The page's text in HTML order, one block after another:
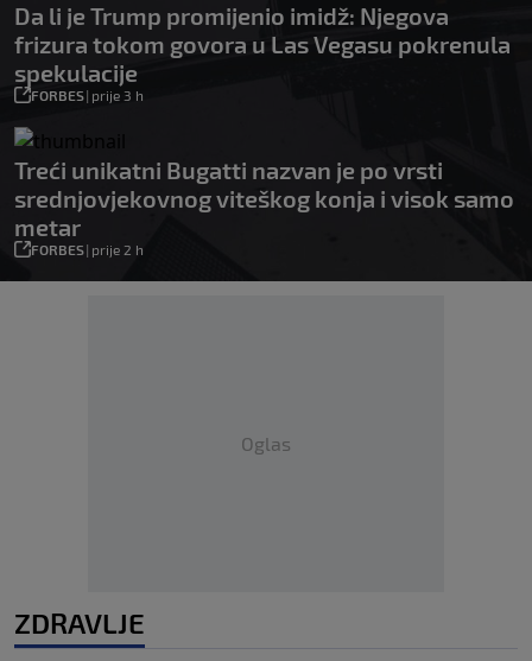
Da li je Trump promijenio imidž: Njegova
frizura tokom govora u Las Vegasu pokrenula
spekulacije
FORBES| prije 3 h
Treći unikatni Bugatti nazvan je po vrsti
srednjovjekovnog viteškog konja i visok samo
metar
FORBES| prije 2 h
Oglas
ZDRAVLJE